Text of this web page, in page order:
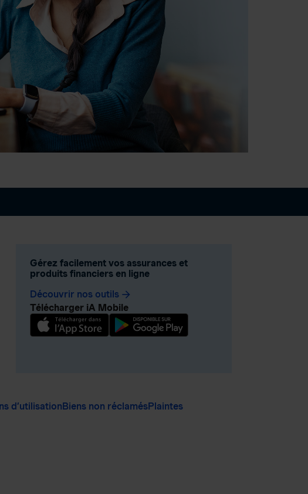
Gérez facilement vos assurances et
produits financiers en ligne
Découvrir nos outils arrow_forward
Télécharger iA Mobile
d’utilisationBiens non réclamésPlaintes